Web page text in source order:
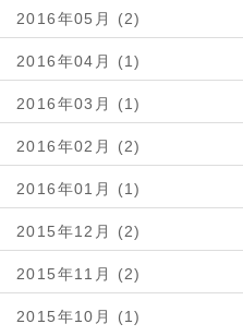
2016年05月 (2)
2016年04月 (1)
2016年03月 (1)
2016年02月 (2)
2016年01月 (1)
2015年12月 (2)
2015年11月 (2)
2015年10月 (1)